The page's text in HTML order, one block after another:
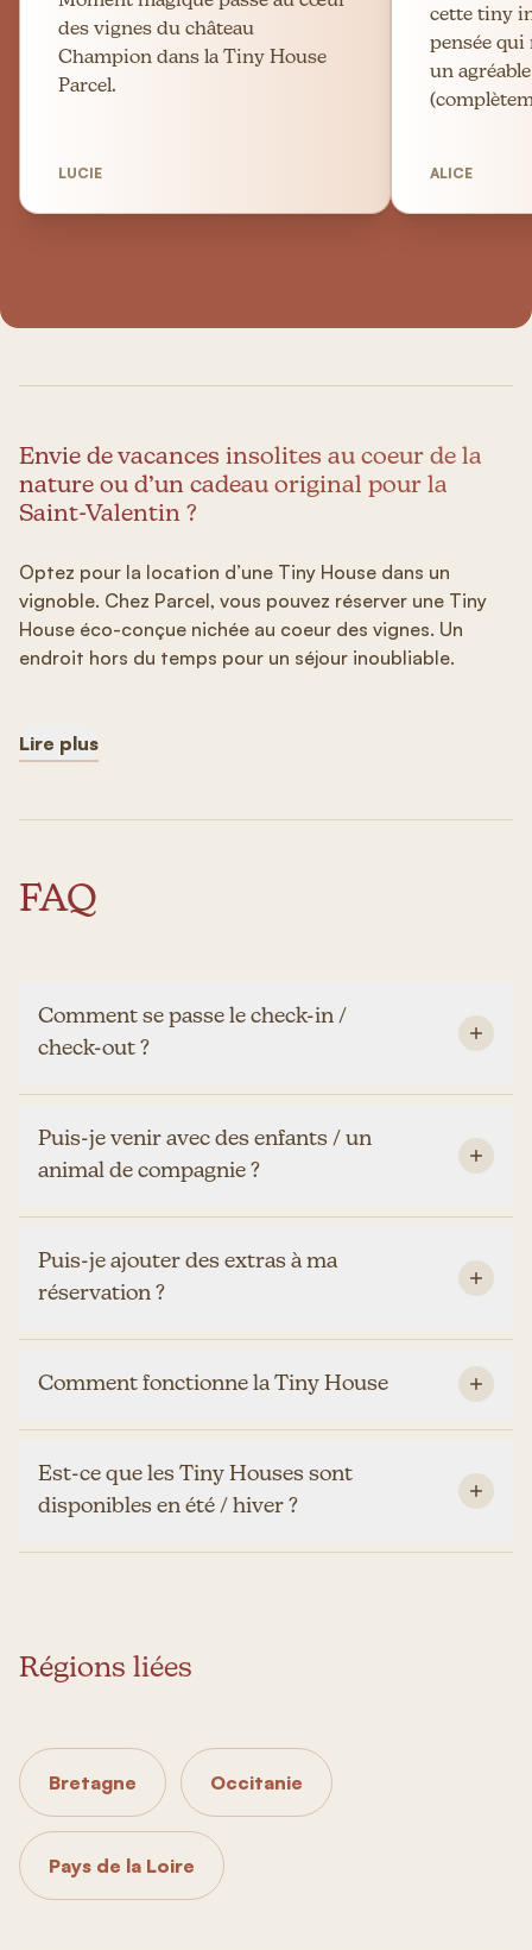
des vignes du château
Champion dans la Tiny House
Parcel.
LUCIE
cette tiny
pensée qui
un
ALICE
Envie de vacances insolites au coeur de la
nature ou d’un cadeau original pour la
Saint-Valentin ?
Optez pour la location d’une Tiny House dans un
vignoble. Chez Parcel, vous pouvez réserver une Tiny
House éco-conçue nichée au coeur des vignes. Un
endroit hors du temps pour un séjour inoubliable.
Lire plus
FAQ
Comment se passe le check-in /
check-out ?
Puis-je venir avec des enfants / un
animal de compagnie ?
Puis-je ajouter des extras à ma
réservation ?
Comment fonctionne la Tiny House
Est-ce que les Tiny Houses sont
disponibles en été / hiver ?
Régions liées
Bretagne Occitanie
Pays de la Loire